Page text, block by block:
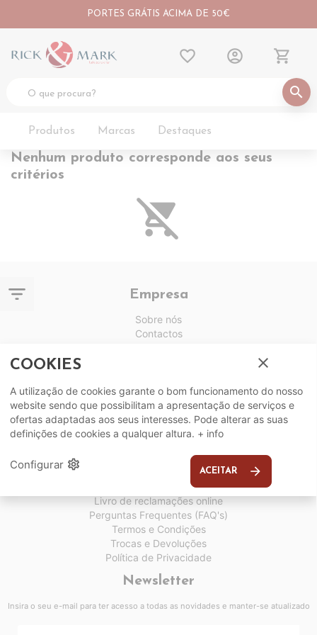
PORTES GRÁTIS ACIMA DE 50€
search
favorite_border account_circle shopping_cart
Produtos Marcas Destaques
filter_list
Nenhum produto corresponde aos seus
critérios
remove_shopping_cart
Empresa
Sobre nós
Contactos
Serviços
Entregas
Guia de medidas certas
Cartão Rick & Mark
Resolução de litígios
Informações
Livro de reclamações online
Perguntas Frequentes (FAQ's)
Termos e Condições
Trocas e Devoluções
Política de Privacidade
Newsletter
Insira o seu e-mail para ter acesso a todas as novidades e manter-se atualizado
COOKIES close
A utilização de cookies garante o bom funcionamento do nosso
website sendo que possibilitam a apresentação de serviços e
ofertas adaptadas aos seus interesses. Pode alterar as suas
definições de cookies a qualquer altura. + info
Configurar settings ACEITAR arrow_forward